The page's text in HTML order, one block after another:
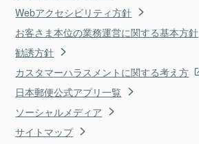
Webアクセシビリティ方針
お客さま本位の業務運営に関する基本方針
勧誘方針
カスタマーハラスメントに関する考え方
日本郵便公式アプリ一覧
ソーシャルメディア
サイトマップ